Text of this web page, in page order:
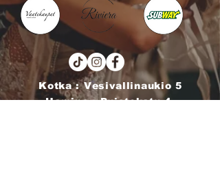
Kotka : Vesivallinaukio 5
Hamina : Puistokatu 4